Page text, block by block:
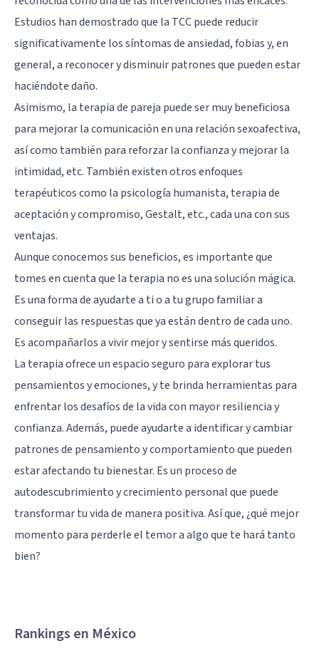
Estudios han demostrado que la TCC puede reducir
significativamente los síntomas de ansiedad, fobias y, en
general, a reconocer y disminuir patrones que pueden estar
haciéndote daño.
Asimismo, la terapia de pareja puede ser muy beneficiosa
para mejorar la comunicación en una relación sexoafectiva,
así como también para reforzar la confianza y mejorar la
intimidad, etc. También existen otros enfoques
terapéuticos como la psicología humanista, terapia de
aceptación y compromiso, Gestalt, etc., cada una con sus
ventajas.
Aunque conocemos sus beneficios, es importante que
tomes en cuenta que la terapia no es una solución mágica.
Es una forma de ayudarte a ti o a tu grupo familiar a
conseguir las respuestas que ya están dentro de cada uno.
Es acompañarlos a vivir mejor y sentirse más queridos.
La terapia ofrece un espacio seguro para explorar tus
pensamientos y emociones, y te brinda herramientas para
enfrentar los desafíos de la vida con mayor resiliencia y
confianza. Además, puede ayudarte a identificar y cambiar
patrones de pensamiento y comportamiento que pueden
estar afectando tu bienestar. Es un proceso de
autodescubrimiento y crecimiento personal que puede
transformar tu vida de manera positiva. Así que, ¿qué mejor
momento para perderle el temor a algo que te hará tanto
bien?
Rankings en México